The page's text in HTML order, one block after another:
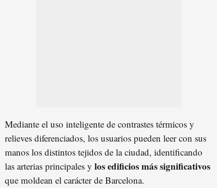
Mediante el uso inteligente de contrastes térmicos y
relieves diferenciados, los usuarios pueden leer con sus
manos los distintos tejidos de la ciudad, identificando
las arterias principales y los edificios más significativos
que moldean el carácter de Barcelona.